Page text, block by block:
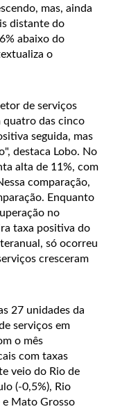
mas, ainda
distante do
abaixo do
o
de serviços
quatro das cinco
seguida, mas
destaca Lobo. No
alta de 11%, com
comparação,
Enquanto
no
taxa positiva do
só ocorreu
cresceram
27 unidades da
serviços em
o mês
com taxas
veio do Rio de
(-0,5%), Rio
e Mato Grosso